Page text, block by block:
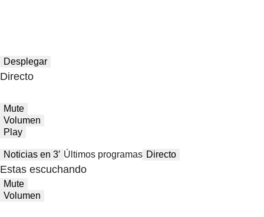
Desplegar
Directo
Mute
Volumen
Play
Noticias en 3′ Últimos programas Directo
Estas escuchando
Mute
Volumen